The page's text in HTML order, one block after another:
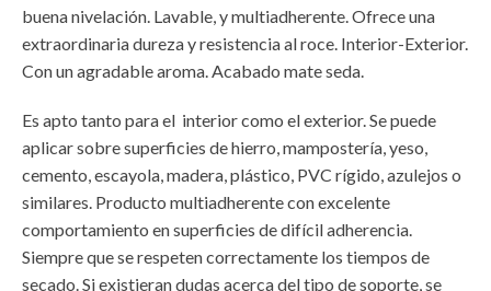
buena nivelación. Lavable, y multiadherente. Ofrece una
extraordinaria dureza y resistencia al roce. Interior-Exterior.
Con un agradable aroma. Acabado mate seda.
Es apto tanto para el interior como el exterior. Se puede
aplicar sobre superficies de hierro, mampostería, yeso,
cemento, escayola, madera, plástico, PVC rígido, azulejos o
similares. Producto multiadherente con excelente
comportamiento en superficies de difícil adherencia.
Siempre que se respeten correctamente los tiempos de
secado. Si existieran dudas acerca del tipo de soporte, se